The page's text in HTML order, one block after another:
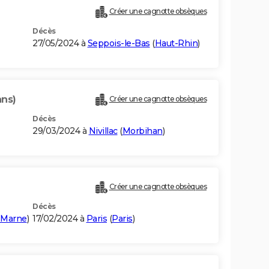
Créer une cagnotte obsèques
Décès
27/05/2024 à Seppois-le-Bas (Haut-Rhin)
Créer une cagnotte obsèques
Décès
29/03/2024 à Nivillac(Morbihan)
Créer une cagnotte obsèques
)
Décès
17/02/2024 à Paris (Paris)